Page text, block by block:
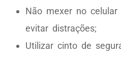
Não mexer no
evitar distrações;
Utilizar cinto de